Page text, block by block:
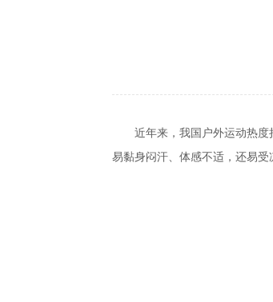
近年来，我国户外运动热
易黏身闷汗、体感不适，还易